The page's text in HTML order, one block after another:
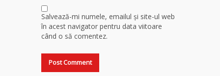
Salvează-mi numele, emailul și site-ul web
în acest navigator pentru data viitoare
când o să comentez.